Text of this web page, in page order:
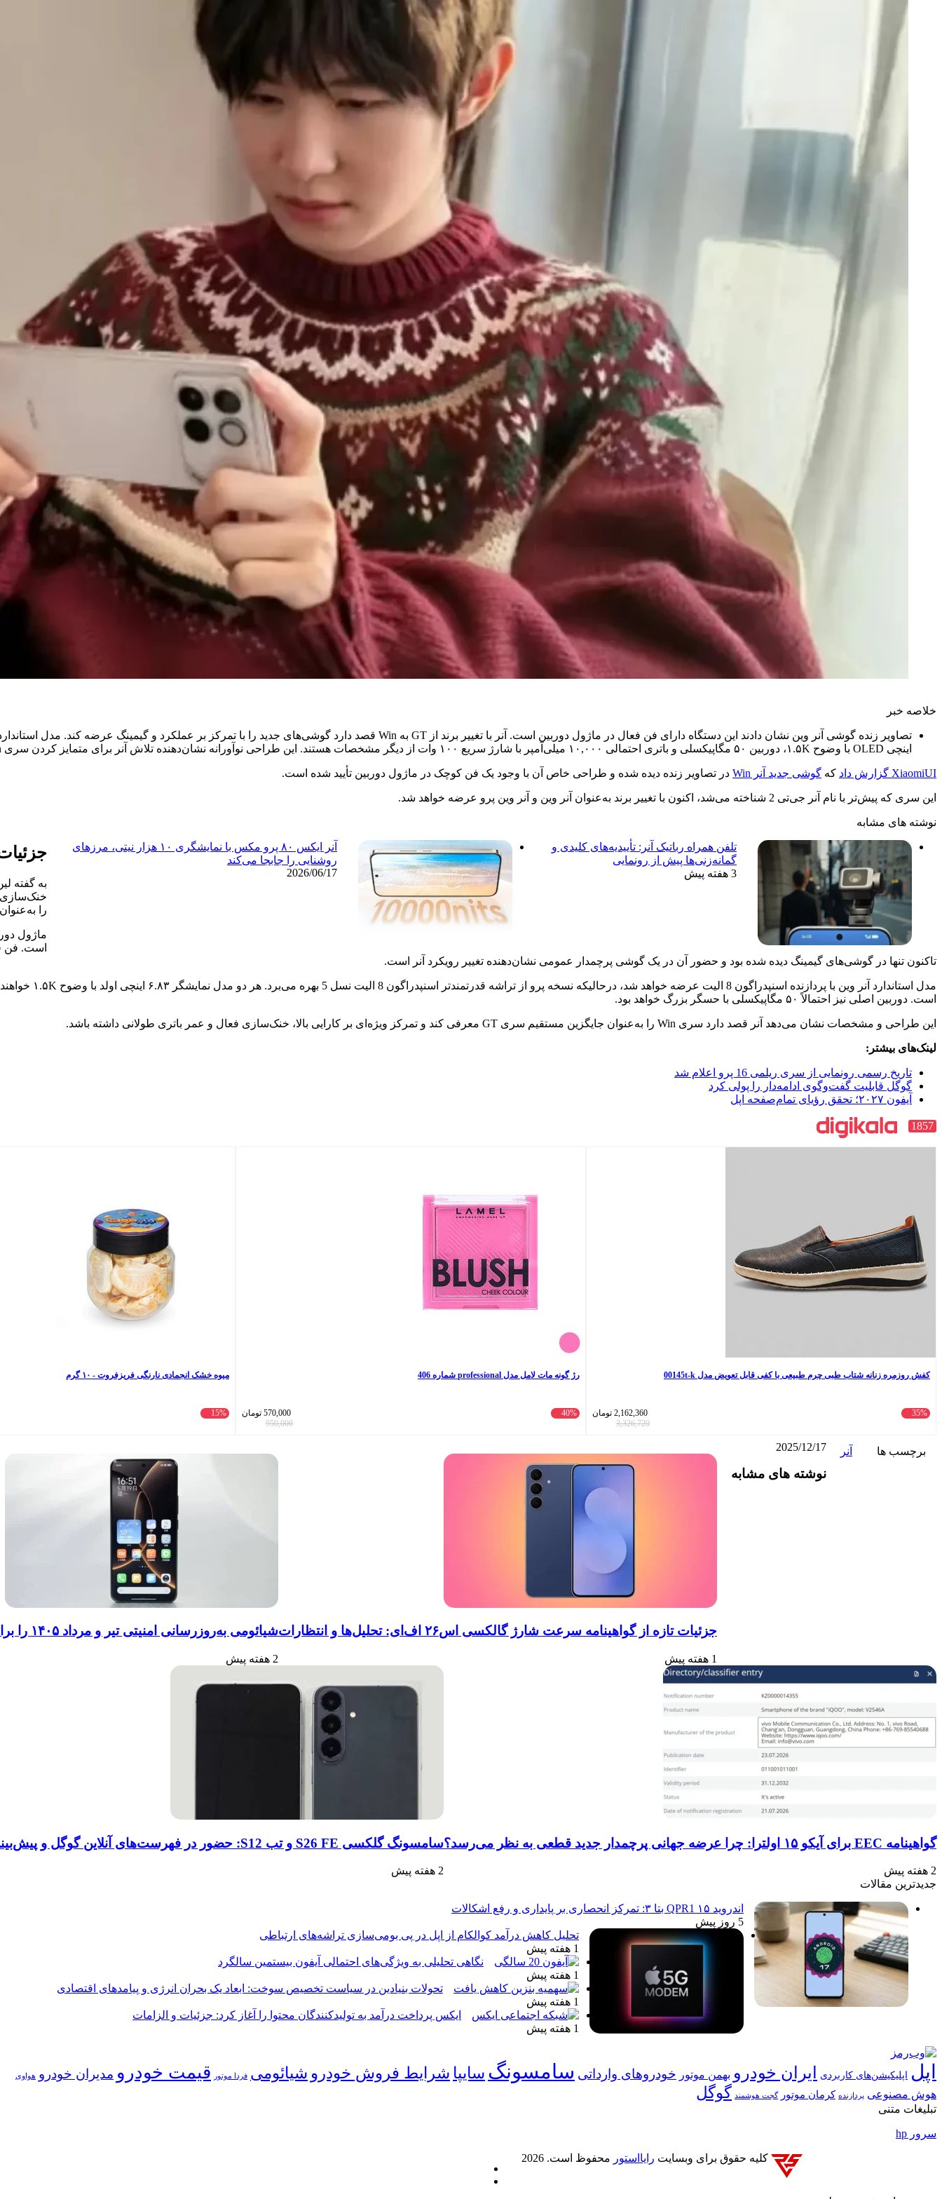
خلاصه خبر
اینچی OLED با وضوح ۱.۵K، دوربین ۵۰ مگاپیکسلی و باتری احتمالی ۱۰,۰۰۰ میلی‌آمپر با شارژ سریع ۱۰۰ وات از دیگر مشخصات هستند. این طراحی نوآورانه نشان‌دهنده تلاش آنر برای متمایز کردن سری Win در بازار پرچمداران است.
XiaomiUI گزارش داد که گوشی جدید آنر Win در تصاویر زنده دیده شده و طراحی خاص آن با وجود یک فن کوچک در ماژول دوربین تأیید شده است.
این سری که پیش‌تر با نام آنر جی‌تی 2 شناخته می‌شد، اکنون با تغییر برند به‌عنوان آنر وین و آنر وین پرو عرضه خواهد شد.
نوشته های مشابه
تلفن همراه رباتیک آنر: تأییدیه‌های کلیدی و
گمانه‌زنی‌ها پیش از رونمایی
3 هفته پیش
آنر ایکس ۸۰ پرو مکس با نمایشگری ۱۰ هزار نیتی، مرزهای
روشنایی را جابجا می‌کند
2026/06/17
را
است. فن
تاکنون تنها در گوشی‌های گیمینگ دیده شده بود و حضور آن در یک گوشی پرچمدار عمومی نشان‌دهنده تغییر رویکرد آنر است.
است. دوربین اصلی نیز احتمالاً ۵۰ مگاپیکسلی با حسگر بزرگ خواهد بود.
این طراحی و مشخصات نشان می‌دهد آنر قصد دارد سری Win را به‌عنوان جایگزین مستقیم سری GT معرفی کند و تمرکز ویژه‌ای بر کارایی بالا، خنک‌سازی فعال و عمر باتری طولانی داشته باشد.
لینک‌های بیشتر:
تاریخ رسمی رونمایی از سری ریلمی 16 پرو اعلام شد
گوگل قابلیت گفت‌وگوی ادامه‌دار را پولی کرد
آیفون ۲۰۲۷؛ تحقق رؤیای تمام‌صفحه اپل
1857
کفش روزمره زنانه شتاب طبی چرم طبیعی با کفی قابل تعویض مدل 00145t-k
35%
2,162,360 تومان
3,326,720
رژ گونه مات لامل مدل professional شماره 406
40%
570,000 تومان
950,000
میوه خشک انجمادی نارنگی فریزفروت - ۱۰ گرم
15%
برچسب ها آنر
2025/12/17
آپ
گذاری
نوشته های مشابه
جزئیات تازه از گواهینامه سرعت شارژ گالکسی اس۲۶ اف‌ای: تحلیل‌ها و انتظارات
1 هفته پیش
شیائومی به‌روزرسانی امنیتی تیر و مرداد ۱۴۰۵ را برای مجموعه‌ای از دستگاه‌ها منتشر کرد: تعهد به امنیت سایبری
2 هفته پیش
گواهینامه EEC برای آیکو ۱۵ اولترا: چرا عرضه جهانی پرچمدار جدید قطعی به نظر می‌رسد؟
2 هفته پیش
سامسونگ گلکسی S26 FE و تب S12: حضور در فهرست‌های آنلاین گوگل و پیش‌بینی عرضه در پاییز ۱۴۰۵
2 هفته پیش
جدیدترین مقالات
اندروید ۱۵ QPR1 بتا ۳: تمرکز انحصاری بر پایداری و رفع اشکالات
5 روز پیش
تحلیل کاهش درآمد کوالکام از اپل در پی بومی‌سازی تراشه‌های ارتباطی
1 هفته پیش
نگاهی تحلیلی به ویژگی‌های احتمالی آیفون بیستمین سالگرد
1 هفته پیش
تحولات بنیادین در سیاست تخصیص سوخت: ابعاد یک بحران انرژی و پیامدهای اقتصادی
1 هفته پیش
ایکس پرداخت درآمد به تولیدکنندگان محتوا را آغاز کرد: جزئیات و الزامات
1 هفته پیش
اپل اپلیکیشن‌های کاربردی ایران خودرو بهمن موتور خودروهای وارداتی سامسونگ سایپا شرایط فروش خودرو شیائومی فردا موتور قیمت خودرو مدیران خودرو هواوی
هوش مصنوعی پردازنده کرمان موتور گجت هوشمند گوگل
تبلیغات متنی
سرور hp
کلیه حقوق برای وبسایت رایااستور محفوظ است. 2026